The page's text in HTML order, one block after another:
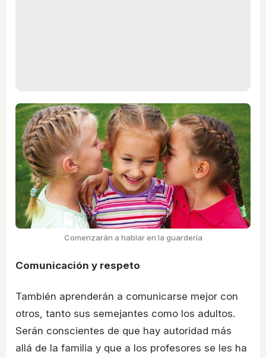
Comenzarán a hablar en la guardería
Comunicación y respeto
También aprenderán a comunicarse mejor con
otros, tanto sus semejantes como los adultos.
Serán conscientes de que hay autoridad más
allá de la familia y que a los profesores se les ha